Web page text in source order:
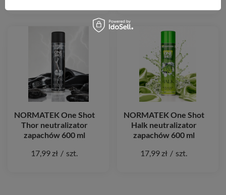
NORMATEK One Shot
Thor neutralizator
zapachów 600 ml
17,99 zł / szt.
NORMATEK One Shot
Halk neutralizator
zapachów 600 ml
17,99 zł / szt.